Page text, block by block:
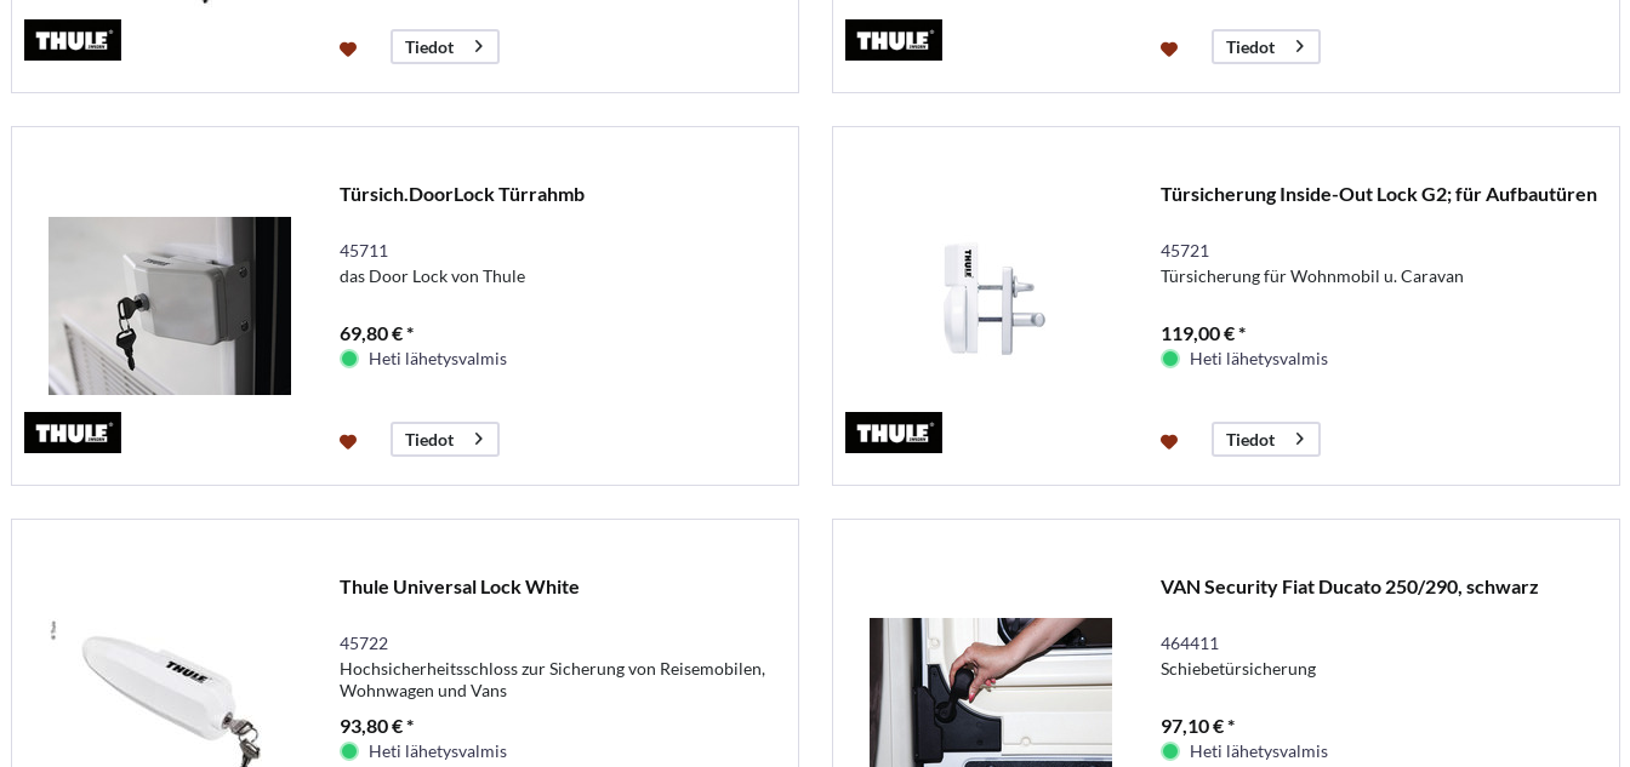
Tiedot Tiedot
Türsich.DoorLock Türrahmb
45711
das Door Lock von Thule
69,80 € *
Heti lähetysvalmis
Tiedot
Türsicherung Inside-Out Lock G2; für Aufbautüren
45721
Türsicherung für Wohnmobil u. Caravan
119,00 € *
Heti lähetysvalmis
Tiedot
Thule Universal Lock White
45722
Hochsicherheitsschloss zur Sicherung von Reisemobilen,
Wohnwagen und Vans
93,80 € *
Heti lähetysvalmis
VAN Security Fiat Ducato 250/290, schwarz
464411
Schiebetürsicherung
97,10 € *
Heti lähetysvalmis